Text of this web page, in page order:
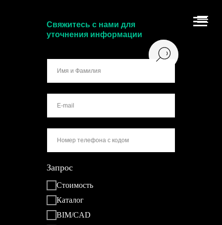
Запрос
Стоимость
Каталог
BIM/CAD
Свяжитесь с нами для
уточнения информации